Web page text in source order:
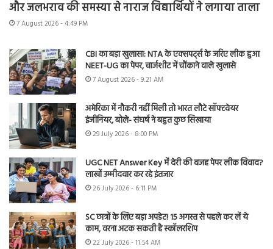
और जलभराव की समस्या से नाराज विद्यार्थियों ने लगाया ताला
7 August 2026 - 4:49 PM
CBI का बड़ा खुलासा: NTA के एक्सपर्ट्स के जरिए लीक हुआ
NEET-UG का पेपर, चार्जशीट में चौंकाने वाले खुलासे
7 August 2026 - 9:21 AM
अमेरिका में नौकरी नहीं मिली तो भारत लौटे सॉफ्टवेयर
इंजीनियर, बोले- संघर्ष ने बहुत कुछ सिखाया
29 July 2026 - 8:00 PM
UGC NET Answer Key में देरी की वजह पेपर लीक विवाद?
लाखों उम्मीदवार कर रहे इंतजार
26 July 2026 - 6:11 PM
SC छात्रों के लिए बड़ा अपडेट! 15 अगस्त से पहले कर लें ये
काम, वरना अटक सकती है स्कॉलरशिप
22 July 2026 - 11:54 AM